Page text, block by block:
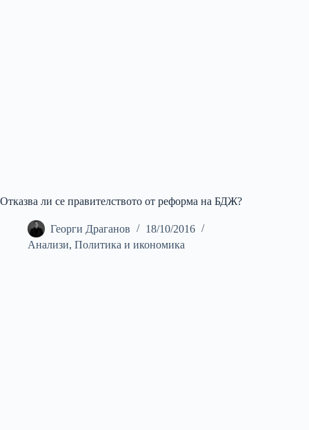
Отказва ли се правителството от реформа на БДЖ?
Георги Драганов
18/10/2016
Анализи, Политика и икономика